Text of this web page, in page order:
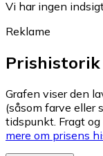
Vi har ingen
Reklame
Prishistorik
Grafen viser den
(såsom farve eller
tidspunkt. Fragt
mere om prisens